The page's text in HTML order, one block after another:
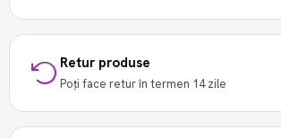
Retur produse
Poți face retur în termen 14 zile